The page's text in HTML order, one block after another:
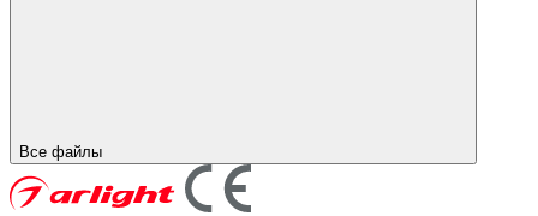
Все файлы